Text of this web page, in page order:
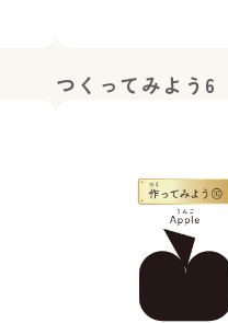
つくってみよう6